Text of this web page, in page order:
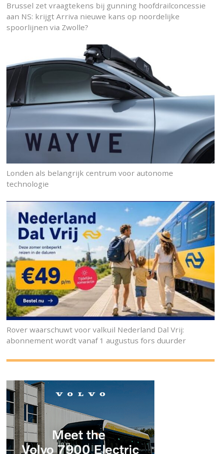
Brussel zet vraagtekens bij gunning hoofdrailconcessie
aan NS: krijgt Arriva nieuwe kans op noordelijke
spoorlijnen via Zwolle?
Londen als belangrijk centrum voor autonome
technologie
Rover waarschuwt voor valkuil Nederland Dal Vrij:
abonnement wordt vanaf 1 augustus fors duurder